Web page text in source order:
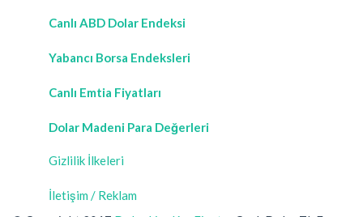
Canlı ABD Dolar Endeksi
Yabancı Borsa Endeksleri
Canlı Emtia Fiyatları
Dolar Madeni Para Değerleri
Gizlilik İlkeleri
İletişim / Reklam